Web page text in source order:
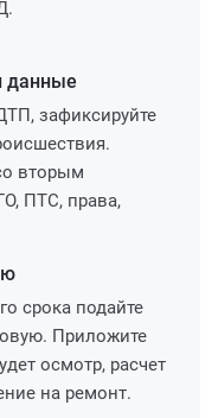
данные
зафиксируйте
вторым
ПТС, права,
срока подайте
Приложите
осмотр, расчет
на ремонт.